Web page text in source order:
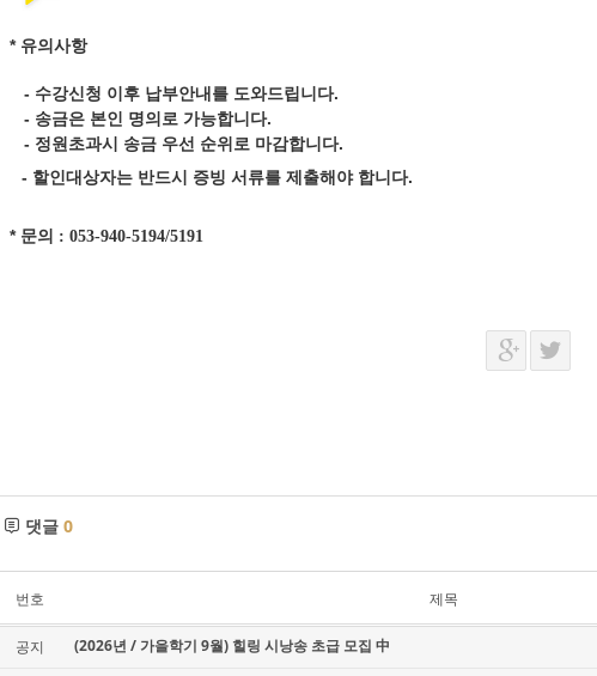
* 유의사항
- 수강신청 이후 납부안내를 도와드립니다.
- 송금은 본인 명의로 가능합니다.
- 정원초과시 송금 우선 순위로 마감합니다.
- 할인대상자는 반드시 증빙 서류를 제출해야 합니다.
* 문의 : 053-940-5194/5191
댓글 0
번호 제목
공지 (2026년 / 가을학기 9월) 힐링 시낭송 초급 모집 中